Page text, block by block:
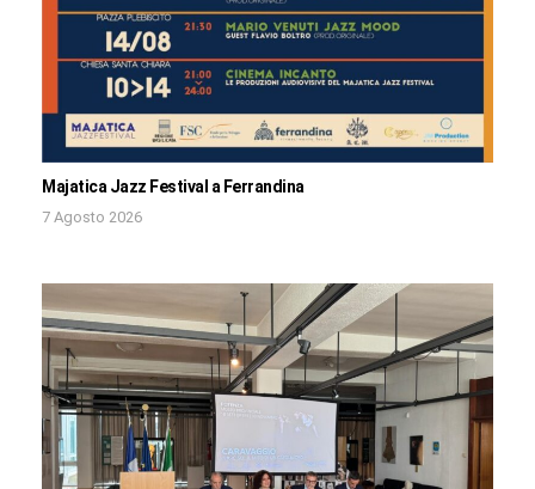
Majatica Jazz Festival a Ferrandina
7 Agosto 2026